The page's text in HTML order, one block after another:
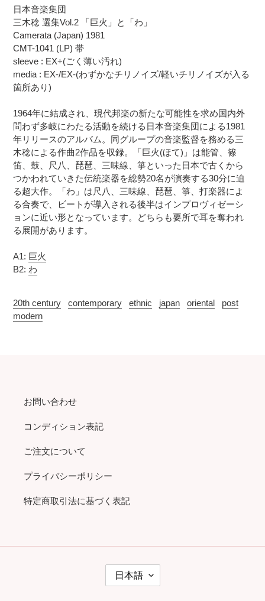
手
続
き
時
に
算
さ
ま
す
コ
ン
デ
ィ
シ
ョ
ン
表
に
つ
カ
ー
ト
に
品
を
追
す
る
日本音楽集団
三木稔 選集Vol.2 「巨火」と「わ」
Camerata (Japan) 1981
CMT-1041 (LP) 帯
sleeve : EX+(ごく薄い汚れ)
media : EX-/EX-(わずかなチリノイズ/軽いチリノイズが入る
箇所あり)
1964年に結成され、現代邦楽の新たな可能性を求め国内外
問わず多岐にわたる活動を続ける日本音楽集団による1981
年リリースのアルバム。同グループの音楽監督を務める三
木稔による作曲2作品を収録。「巨火(ほて)」は能管、篠
笛、鼓、尺八、琵琶、三味線、箏といった日本で古くから
つかわれていきた伝統楽器を総勢20名が演奏する30分に迫
る超大作。「わ」は尺八、三味線、琵琶、箏、打楽器によ
る合奏で、ビートが導入される後半はインプロヴィゼーシ
ョンに近い形となっています。どちらも要所で耳を奪われ
る展開があります。
A1: 巨火
B2: わ
20th century contemporary ethnic japan oriental
post
modern
お問い合わせ
コンディション表記
ご注文について
プライバシーポリシー
特定商取引法に基づく表記
日本語